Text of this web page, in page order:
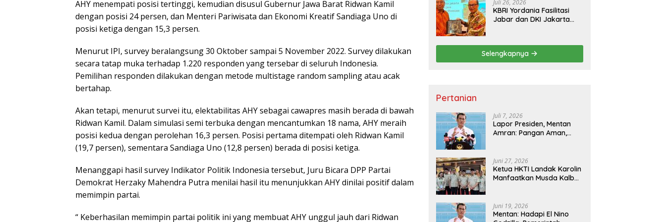
AHY menempati posisi tertinggi, kemudian disusul Gubernur Jawa Barat Ridwan Kamil
dengan posisi 24 persen, dan Menteri Pariwisata dan Ekonomi Kreatif Sandiaga Uno di
posisi ketiga dengan 15,3 persen.
Menurut IPI, survey beralangsung 30 Oktober sampai 5 November 2022. Survey dilakukan
secara tatap muka terhadap 1.220 responden yang tersebar di seluruh Indonesia.
Pemilihan responden dilakukan dengan metode multistage random sampling atau acak
bertahap.
Akan tetapi, menurut survei itu, elektabilitas AHY sebagai cawapres masih berada di bawah
Ridwan Kamil. Dalam simulasi semi terbuka dengan mencantumkan 18 nama, AHY meraih
posisi kedua dengan perolehan 16,3 persen. Posisi pertama ditempati oleh Ridwan Kamil
(19,7 persen), sementara Sandiaga Uno (12,8 persen) berada di posisi ketiga.
Menanggapi hasil survey Indikator Politik Indonesia tersebut, Juru Bicara DPP Partai
Demokrat Herzaky Mahendra Putra menilai hasil itu menunjukkan AHY dinilai positif dalam
memimpin partai.
“ Keberhasilan memimpin partai politik ini yang membuat AHY unggul jauh dari Ridwan
Juli 26, 2026
KBRI Yordania Fasilitasi
Jabar dan DKI Jakarta
Internasional
Selengkapnya
Pertanian
Juli 7, 2026
Lapor Presiden, Mentan
Amran: Pangan Aman,
Juni 27, 2026
Ketua HKTI Landak Karolin
Manfaatkan Musda Kalbar
Juni 19, 2026
Mentan: Hadapi El Nino